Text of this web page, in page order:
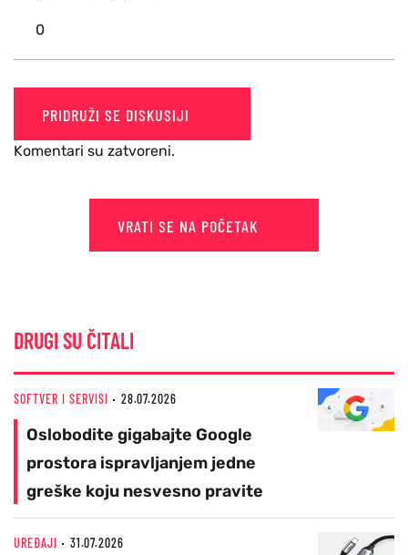
0
PRIDRUŽI SE DISKUSIJI
Komentari su zatvoreni.
VRATI SE NA POČETAK
DRUGI SU ČITALI
SOFTVER I SERVISI 28.07.2026
Oslobodite gigabajte Google
prostora ispravljanjem jedne
greške koju nesvesno pravite
UREĐAJI 31.07.2026